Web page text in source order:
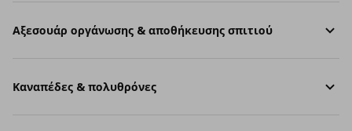
Aξεσουάρ οργάνωσης & αποθήκευσης σπιτιού
Καναπέδες & πολυθρόνες